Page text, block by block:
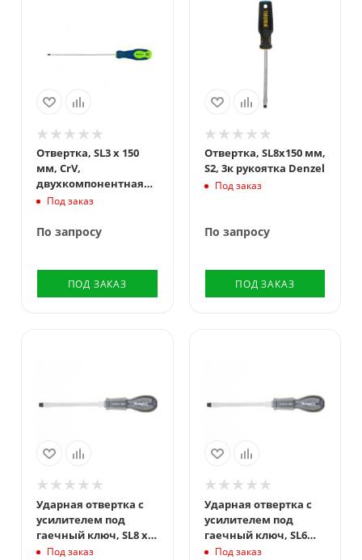
Отвертка, SL3 х 150
мм, CrV,
двухкомпонентная
рукоятка Сибртех
Под заказ
По запросу
ПОД ЗАКАЗ
Отвертка, SL8x150 мм,
S2, 3к рукоятка Denzel
Под заказ
По запросу
ПОД ЗАКАЗ
Ударная отвертка c
усилителем под
гаечный ключ, SL8 x
150, пластиковая
Под заказ
Ударная отвертка c
усилителем под
гаечный ключ, SL6
x100 мм, пластиковая
Под заказ